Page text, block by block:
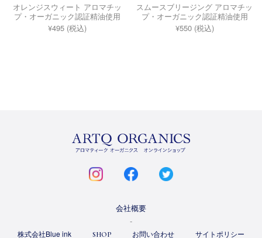
オレンジスウィート アロマチッ
プ・オーガニック認証精油使用
¥495 (税込)
スムースブリージング アロマチッ
プ・オーガニック認証精油使用
¥550 (税込)
ARTQ
ORGANICS
会社概要
株式会社Blue ink SHOP お問い合わせ サイトポリシー